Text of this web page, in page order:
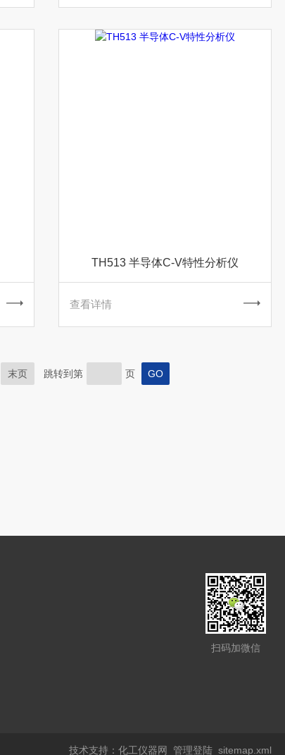
TH513 半导体C-V特性分析仪
查看详情
末页 跳转到第 页
扫码加微信
技术支持：化工仪器网 管理登陆 sitemap.xml